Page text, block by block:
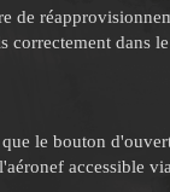
de
correctement dans
le bouton
accessible